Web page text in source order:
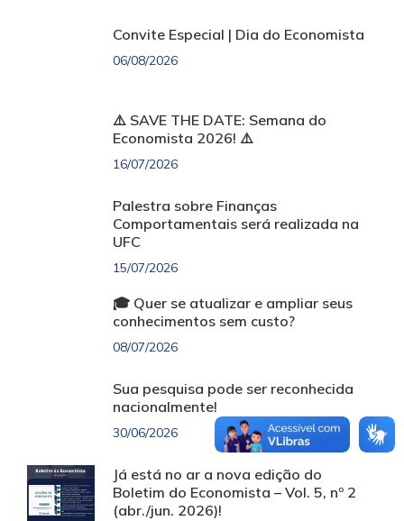
Convite Especial | Dia do Economista
06/08/2026
⚠️ SAVE THE DATE: Semana do
Economista 2026! ⚠️
16/07/2026
Palestra sobre Finanças
Comportamentais será realizada na
UFC
15/07/2026
🎓 Quer se atualizar e ampliar seus
conhecimentos sem custo?
08/07/2026
Sua pesquisa pode ser reconhecida
nacionalmente!
30/06/2026
Já está no ar a nova edição do
Boletim do Economista – Vol. 5, nº 2
(abr./jun. 2026)!